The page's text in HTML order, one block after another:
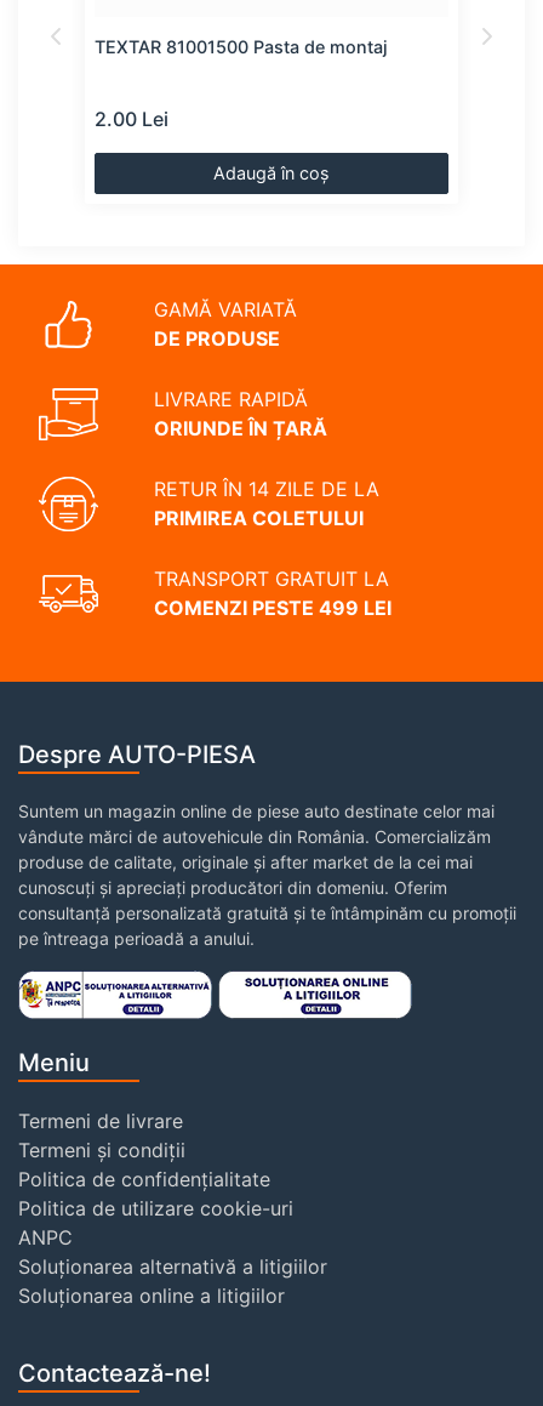
TEXTAR 81001500 Pasta de montaj
2.00 Lei
Adaugă în coș
GAMĂ VARIATĂ
DE PRODUSE
LIVRARE RAPIDĂ
ORIUNDE ÎN ȚARĂ
RETUR ÎN 14 ZILE DE LA
PRIMIREA COLETULUI
TRANSPORT GRATUIT LA
COMENZI PESTE 499 LEI
Despre AUTO-PIESA
Suntem un magazin online de piese auto destinate celor mai
vândute mărci de autovehicule din România. Comercializăm
produse de calitate, originale și after market de la cei mai
cunoscuți și apreciați producători din domeniu. Oferim
consultanță personalizată gratuită și te întâmpinăm cu promoții
pe întreaga perioadă a anului.
Meniu
Termeni de livrare
Termeni și condiții
Politica de confidențialitate
Politica de utilizare cookie-uri
ANPC
Soluționarea alternativă a litigiilor
Soluționarea online a litigiilor
Contactează-ne!